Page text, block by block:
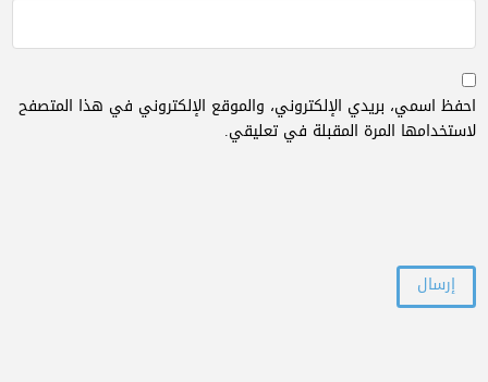
احفظ اسمي، بريدي الإلكتروني، والموقع الإلكتروني في هذا المتصفح
لاستخدامها المرة المقبلة في تعليقي.